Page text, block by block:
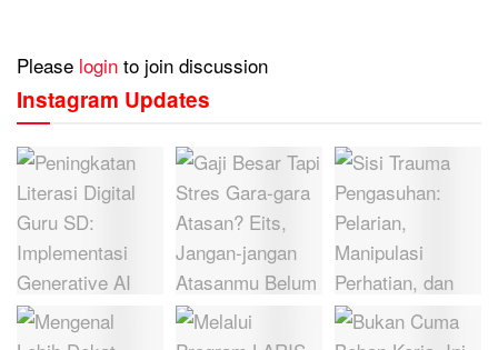
Please login to join discussion
Instagram Updates